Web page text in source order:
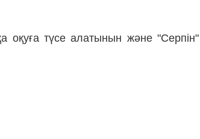
оқуға түсе алатынын және "Серпін"